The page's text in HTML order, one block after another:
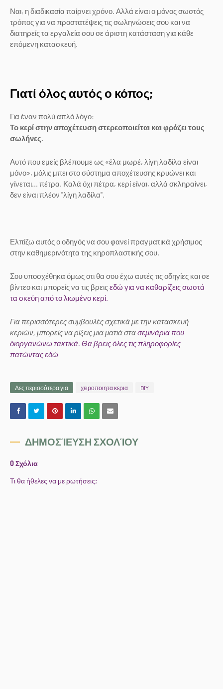
Ναι, η διαδικασία παίρνει χρόνο. Αλλά είναι ο μόνος σωστός
τρόπος για να προστατέψεις τις σωληνώσεις σου και να
διατηρείς τα εργαλεία σου σε άριστη κατάσταση για κάθε
επόμενη κατασκευή.
Γιατί όλος αυτός ο κόπος;
Για έναν πολύ απλό λόγο:
Το κερί στην αποχέτευση στερεοποιείται και φράζει τους
σωλήνες.
Αυτό που εμείς βλέπουμε ως «έλα μωρέ, λίγη λαδίλα είναι
μόνο», μόλις μπει στο σύστημα αποχέτευσης κρυώνει και
γίνεται... πέτρα. Καλά όχι πέτρα, κερί είναι, αλλά σκληραίνει,
δεν είναι πλέον "λίγη λαδίλα".
Ελπίζω αυτός ο οδηγός να σου φανεί πραγματικά χρήσιμος
στην καθημερινότητα της κηροπλαστικής σου.
Σου υποσχέθηκα όμως οτι θα σου έχω αυτές τις οδηγίες και σε
βίντεο και μπορείς να τις βρειςεδώ για να καθαρίζεις σωστά
τα σκεύη από το λιωμένο κερί.
Για περισσότερες συμβουλές σχετικά με την κατασκευή
κεριών, μπορείς να ρίξεις μια ματιά στασεμινάρια που
διοργανώνω τακτικά. Θα βρεις όλες τις πληροφορίες
πατώντας εδώ
Δες περισσότερα για χειροποιητα κερια DIY
ΔΗΜΟΣΊΕΥΣΗ ΣΧΟΛΊΟΥ
0 Σχόλια
Τι θα ήθελες να με ρωτήσεις;